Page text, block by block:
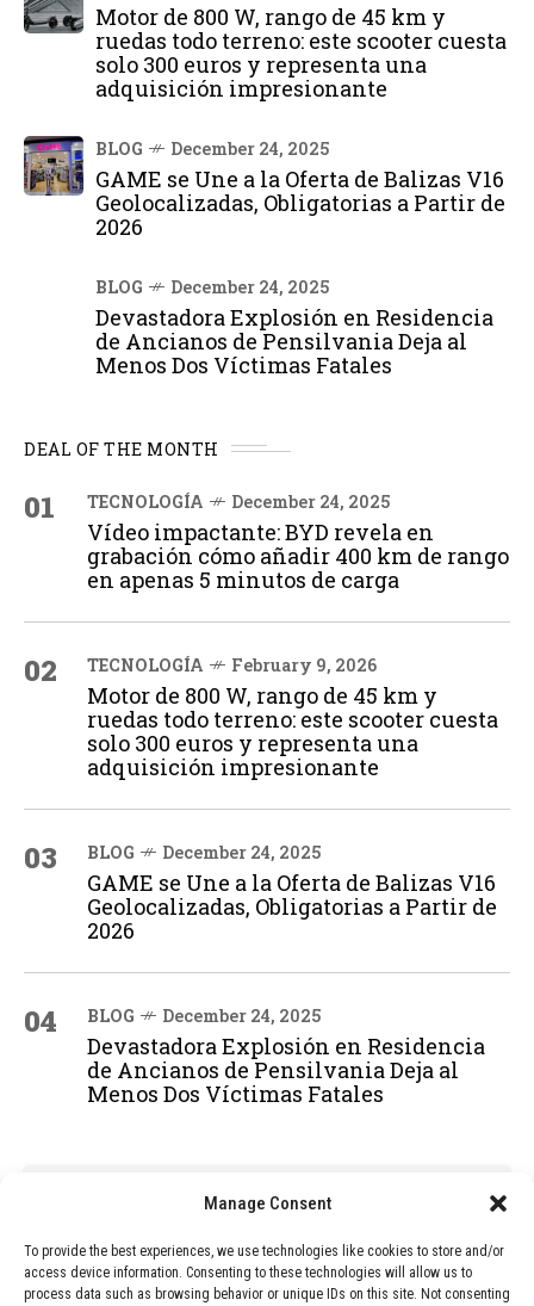
Manage Consent
To provide the best experiences, we use technologies like cookies to store and/or
access device information. Consenting to these technologies will allow us to
process data such as browsing behavior or unique IDs on this site. Not consenting
Motor de 800 W, rango de 45 km y
ruedas todo terreno: este scooter cuesta
solo 300 euros y representa una
adquisición impresionante
BLOG December 24, 2025
GAME se Une a la Oferta de Balizas V16
Geolocalizadas, Obligatorias a Partir de
2026
BLOG December 24, 2025
Devastadora Explosión en Residencia
de Ancianos de Pensilvania Deja al
Menos Dos Víctimas Fatales
DEAL OF THE MONTH
01 TECNOLOGÍA December 24, 2025
Vídeo impactante: BYD revela en
grabación cómo añadir 400 km de rango
en apenas 5 minutos de carga
02 TECNOLOGÍA February 9, 2026
Motor de 800 W, rango de 45 km y
ruedas todo terreno: este scooter cuesta
solo 300 euros y representa una
adquisición impresionante
03 BLOG December 24, 2025
GAME se Une a la Oferta de Balizas V16
Geolocalizadas, Obligatorias a Partir de
2026
04 BLOG December 24, 2025
Devastadora Explosión en Residencia
de Ancianos de Pensilvania Deja al
Menos Dos Víctimas Fatales